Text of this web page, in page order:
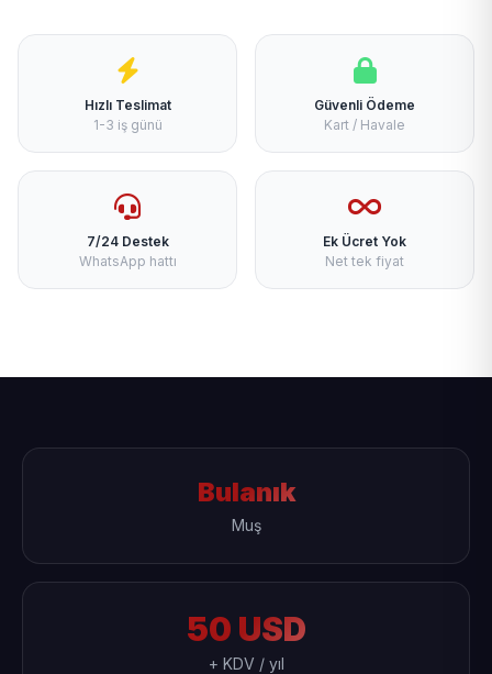
Hızlı Teslimat
1-3 iş günü
Güvenli Ödeme
Kart / Havale
7/24 Destek
WhatsApp hattı
Ek Ücret Yok
Net tek fiyat
Bulanık
Muş
50 USD
+ KDV / yıl